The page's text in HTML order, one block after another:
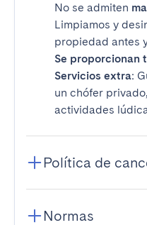
No se admiten
Limpiamos y
propiedad antes
Se proporcionan
Servicios extra:
un chófer
actividades
Política de
Normas